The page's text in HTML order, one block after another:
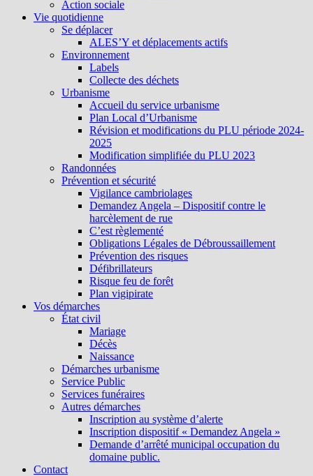
Action sociale
Vie quotidienne
Se déplacer
ALES’Y et déplacements actifs
Environnement
Labels
Collecte des déchets
Urbanisme
Accueil du service urbanisme
Plan Local d’Urbanisme
Révision et modifications du PLU période 2024-
2025
Modification simplifiée du PLU 2023
Randonnées
Prévention et sécurité
Vigilance cambriolages
Demandez Angela – Dispositif contre le
harcèlement de rue
C’est règlementé
Obligations Légales de Débroussaillement
Prévention des risques
Défibrillateurs
Risque feu de forêt
Plan vigipirate
Vos démarches
État civil
Mariage
Décès
Naissance
Démarches urbanisme
Service Public
Services funéraires
Autres démarches
Inscription au système d’alerte
Inscription dispositif « Demandez Angela »
Demande d’arrêté municipal occupation du
domaine public.
Contact